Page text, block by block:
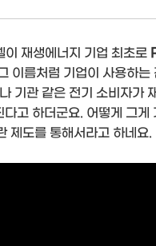
이 재생에너지 기업 최초로
이름처럼 기업이 사용하는
기관 같은 전기 소비자가
고 하더군요. 어떻게 그게
도를 통해서라고 하네요.